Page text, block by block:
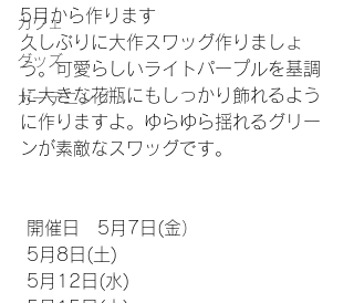
カフェ
グッズ
ガーデニング
5月から作ります
久しぶりに大作スワッグ作りましょ
う。可愛らしいライトパープルを基調
に大きな花瓶にもしっかり飾れるよう
に作りますよ。ゆらゆら揺れるグリー
ンが素敵なスワッグです。
開催日　5月7日(金）
5月8日(土)
5月12日(水)